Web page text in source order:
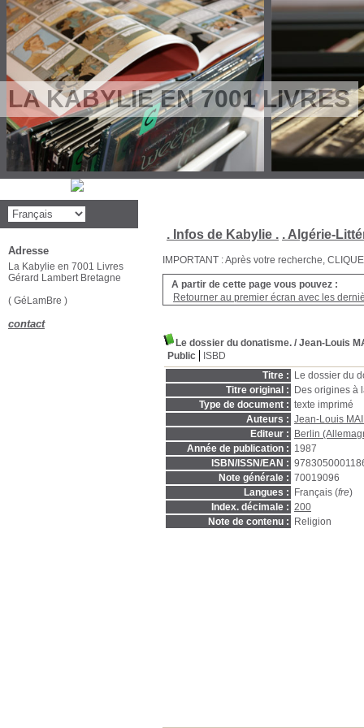
LA KABYLIE EN 7001 LIVRES
. Infos de Kabylie . . Algérie-
IMPORTANT : Après votre recherche,
A partir de cette page vous pouvez :
Retourner au premier écran avec les
Le dossier du donatisme. / Jean-Louis
Public
ISBD
Titre :
Le dossier du
Titre original :
Des origines à
Type de document : texte imprimé
Auteurs : Jean-Louis
Editeur :
Berlin
Année de publication : 1987
ISBN/ISSN/EAN :
Note générale : 70019096
Langues :
Français (fre)
Index. décimale : 200
Note de contenu :
Religion
Adresse
La Kabylie en 7001 Livres
Gérard Lambert Bretagne
( GéLamBre )
contact